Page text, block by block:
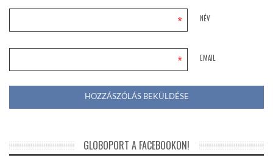
NÉV
*
EMAIL
*
GLOBOPORT A FACEBOOKON!